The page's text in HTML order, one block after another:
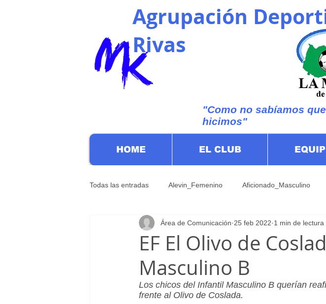
Agrupación
Rivas
"Como no sabíamos
hicimos"
HOME EL CLUB
Todas las entradas Alevin_Femenino Aficionado_Masculino
Infantil_Femenino Patrocinadores Juvenil_Femenino
Cadete_Masculino Club Juvenil_Masculino
EF El Olivo de
Masculino B
Área de Comunicación 25 feb 2022 1 min de lectura
Los chicos del Infantil Masculino B querían
frente al Olivo de Coslada.